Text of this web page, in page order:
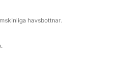
och den orörda
Varje stopp är perfekt för
nöjet att segla och
vikar, borta från
havsbottnar.